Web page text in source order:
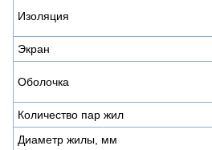
Изоляция
Экран
Оболочка
Количество пар жил
Диаметр жилы, мм